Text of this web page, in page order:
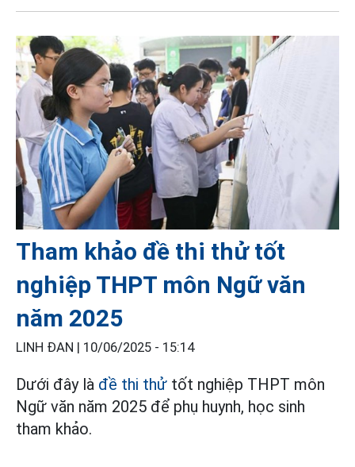
Tham khảo đề thi thử tốt
nghiệp THPT môn Ngữ văn
năm 2025
LINH ĐAN | 10/06/2025 - 15:14
Dưới đây là đề thi thử tốt nghiệp THPT môn
Ngữ văn năm 2025 để phụ huynh, học sinh
tham khảo.